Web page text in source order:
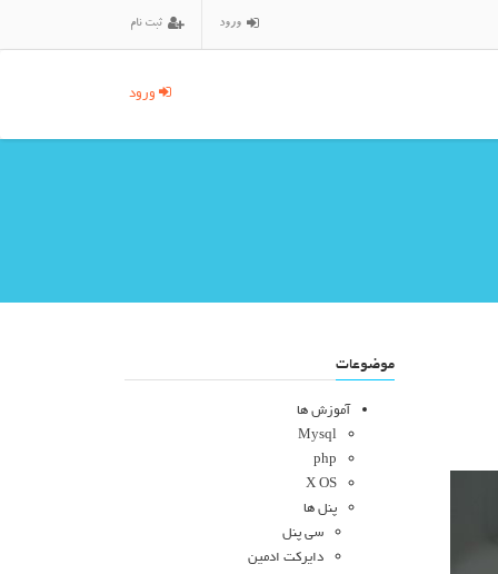
ورود ثبت نام
ورود
موضوعات
آموزش ها
Mysql
php
X OS
پنل ها
سی پنل
دایرکت ادمین